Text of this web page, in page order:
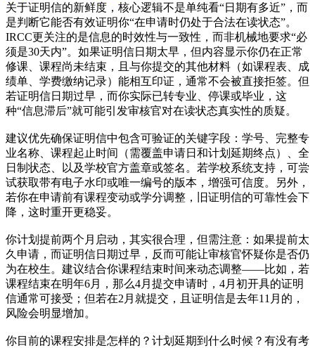
关于证明信的新鲜度，核心逻辑不是单纯看“日期有多近”，而
是判断它能否有效证明你“在申请时仍处于合法在读状态”。
IRCC更关注的是信息的时效性与一致性，而非机械地要求“必
须是30天内”。如果证明信日期太早，但内容显示你仍在正常
修课、课程尚未结束，且与你提交的其他材料（如课程表、成
绩单、学费缴纳记录）能相互印证，通常不会被直接拒签。但
若证明信日期过早，而你实际已转专业、停课或毕业，这
种“信息滞后”就可能引发审核官对在读状态真实性的质疑。
建议优先确保证明信中包含可验证的关键字段：学号、完整专
业名称、课程起止时间（需覆盖申请日和计划延期终点）、全
日制状态、以及学校官方盖章或签名。若学校系统支持，可尝
试获取带有电子水印或唯一编号的版本，增强可信度。另外，
若你在申请前有课程变动或学分调整，旧证明信的可靠性会下
降，这时重开更稳妥。
你计划提前两个月启动，其实很合理，但需注意：如果提前太
久申请，而证明信日期过早，反而可能让审核官怀疑你是否仍
为在校生。建议结合你课程结束时间来动态调整——比如，若
课程结束在明年6月，那么4月提交申请时，4月初开具的证明
信通常可接受；但若在2月就提交，且证明信是去年11月的，
风险会明显增加。
你目前的课程安排是怎样的？计划延期到什么时候？有没有考